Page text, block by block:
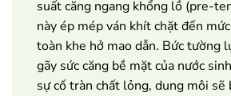
suất căng ngang khổng lồ (pre-
này ép mép ván khít chặt đến
toàn khe hở mao dẫn. Bức tường
gãy sức căng bề mặt của nước
sự cố tràn chất lỏng, dung môi sẽ